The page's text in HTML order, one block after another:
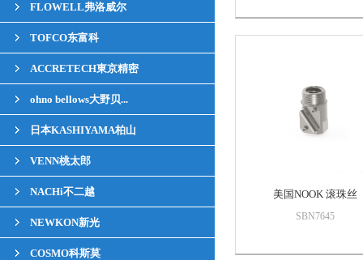
FLOWELL弗洛威尔
TOFCO东富科
ACCRETECH東京精密
ohno bellows大野贝...
日本KASHIYAMA柏山
VENN桃太郎
NACHi不二越
NEWKON新光
COSMO科斯莫
美国NOOK 滚珠丝
SBN7645